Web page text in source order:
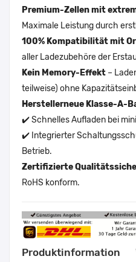
Premium-Zellen mit
Maximale Leistung durch
100% Kompatibilität mit
aller Ladezubehöre der
Kein Memory-Effekt –
teilweise) ohne
Herstellerneue Klasse-A-
✔️ Schnelles Aufladen bei
✔️ Integrierter
Betrieb.
Zertifizierte
RoHS konform.
Produktinformation